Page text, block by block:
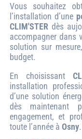
Vous souhaitez
l’installation d’une
CLIM'STER dès
accompagner dans
solution sur
budget.
En choisissant
installation
d’une solution
dès maintenant
engagement, et
toute l’année à Osny.